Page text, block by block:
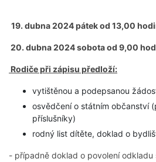
19. dubna 2024 pátek od 13,00
20. dubna 2024 sobota od 9,00
Rodiče při zápisu předloží:
vytištěnou a podepsanou
osvědčení o státním občanství
příslušníky)
rodný list dítěte, doklad o
- případně doklad o povolení